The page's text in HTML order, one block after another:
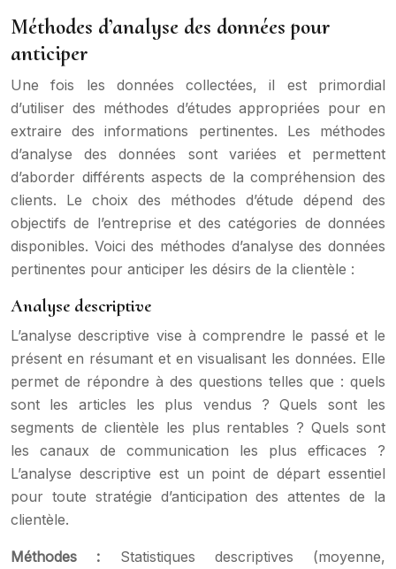
Méthodes d’analyse des données pour
anticiper
Une fois les données collectées, il est primordial
d’utiliser des méthodes d’études appropriées pour en
extraire des informations pertinentes. Les méthodes
d’analyse des données sont variées et permettent
d’aborder différents aspects de la compréhension des
clients. Le choix des méthodes d’étude dépend des
objectifs de l’entreprise et des catégories de données
disponibles. Voici des méthodes d’analyse des données
pertinentes pour anticiper les désirs de la clientèle :
Analyse descriptive
L’analyse descriptive vise à comprendre le passé et le
présent en résumant et en visualisant les données. Elle
permet de répondre à des questions telles que : quels
sont les articles les plus vendus ? Quels sont les
segments de clientèle les plus rentables ? Quels sont
les canaux de communication les plus efficaces ?
L’analyse descriptive est un point de départ essentiel
pour toute stratégie d’anticipation des attentes de la
clientèle.
Méthodes : Statistiques descriptives (moyenne,